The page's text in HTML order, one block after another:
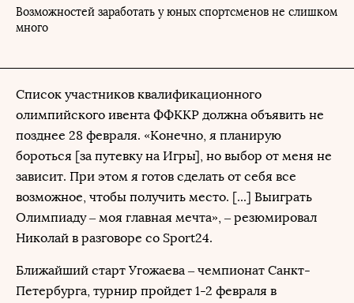
Возможностей заработать у юных спортсменов не слишком
много
Список участников квалификационного
олимпийского ивента ФФККР должна объявить не
позднее 28 февраля. «Конечно, я планирую
бороться [за путевку на Игры], но выбор от меня не
зависит. При этом я готов сделать от себя все
возможное, чтобы получить место. [...] Выиграть
Олимпиаду – моя главная мечта», – резюмировал
Николай в разговоре со Sport24.
Ближайший старт Угожаева – чемпионат Санкт-
Петербурга, турнир пройдет 1-2 февраля в